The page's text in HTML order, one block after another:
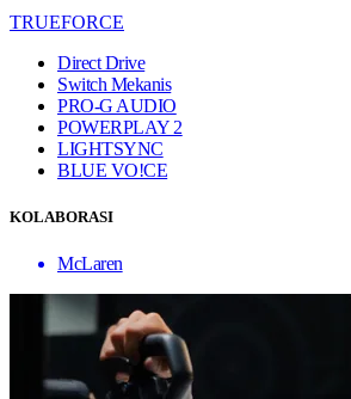
TRUEFORCE
Direct Drive
Switch Mekanis
PRO-G AUDIO
POWERPLAY 2
LIGHTSYNC
BLUE VO!CE
KOLABORASI
McLaren